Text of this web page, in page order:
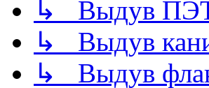
↳ Выдув
↳ Выдув
↳ Выдув